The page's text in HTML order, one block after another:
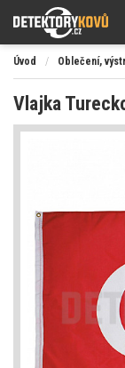
Úvod / Oblečení,
Vlajka